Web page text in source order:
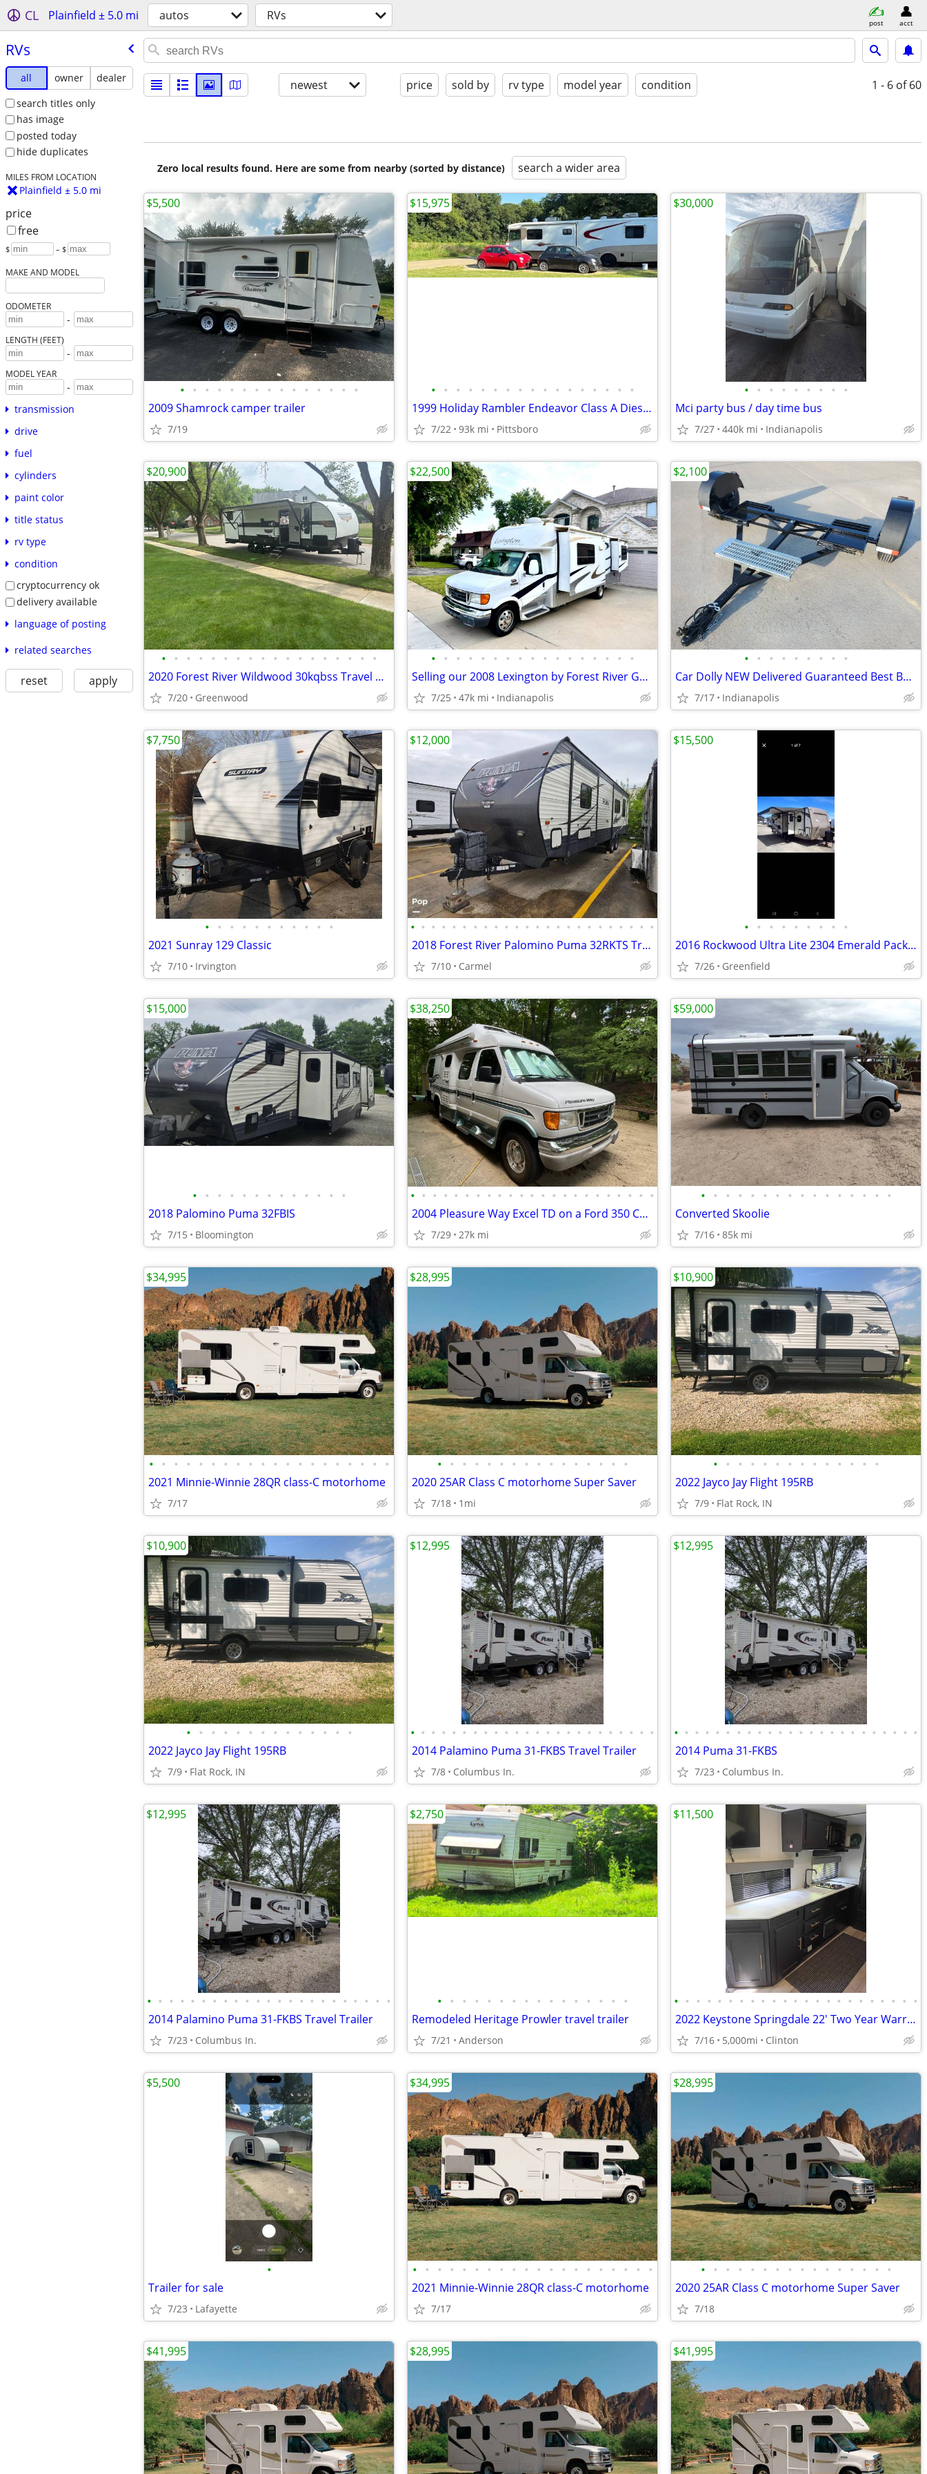
CL Plainfield ± 5.0 mi autos RVs post acct
RVs
all owner
dealer
search titles only
has image
posted today
hide duplicates
MILES FROM LOCATION
Plainfield ± 5.0 mi
price
free
$ – $
MAKE AND MODEL
ODOMETER
-
LENGTH (FEET)
-
MODEL YEAR
-
transmission
drive
fuel
cylinders
paint color
title status
rv type
condition
cryptocurrency ok
delivery available
language of posting
related searches
reset apply
newest price sold by rv type model year condition 1 - 6 of 60
Zero local results found. Here are some from nearby (sorted by distance) search a wider area
• • • • • • • • • • • • • • •
2009 Shamrock camper trailer
7/19
$5,500
• • • • • • • • • • • • • • • • •
1999 Holiday Rambler Endeavor Class A Diesel Pusher loaded RV
7/22 93k mi Pittsboro
$15,975
• • • • • • • • •
Mci party bus / day time bus
7/27 440k mi Indianapolis
$30,000
• • • • • • • • • • • • • • • • • •
2020 Forest River Wildwood 30kqbss Travel Trailer
7/20 Greenwood
$20,900
• • • • • • • • • • • • • • • • •
Selling our 2008 Lexington by Forest River GTS Class B+
7/25 47k mi Indianapolis
$22,500
• • • • • • • • •
Car Dolly NEW Delivered Guaranteed Best Built for the Money in U.S.!
7/17 Indianapolis
$2,100
• • • • • • • • • • •
2021 Sunray 129 Classic
7/10 Irvington
$7,750
• • • • • • • • • • • • • • • • • • • • • • • •
2018 Forest River Palomino Puma 32RKTS Travel Trailer accepting offers
7/10 Carmel
$12,000
• • • • • • • • •
2016 Rockwood Ultra Lite 2304 Emerald Package
7/26 Greenfield
$15,500
• • • • • • • • • • • • •
2018 Palomino Puma 32FBIS
7/15 Bloomington
$15,000
• • • • • • • • • • • • • • • • • • • • • • •
2004 Pleasure Way Excel TD on a Ford 350 Chassis
7/29 27k mi
$38,250
• • • • • • • • • • • • • • • •
Converted Skoolie
7/16 85k mi
$59,000
• • • • • • • • • • • • • • • • • • • •
2021 Minnie-Winnie 28QR class-C motorhome
7/17
$34,995
• • • • • • • • • • • • • • • •
2020 25AR Class C motorhome Super Saver
7/18 1mi
$28,995
• • • • • • • • • • • • • •
2022 Jayco Jay Flight 195RB
7/9 Flat Rock, IN
$10,900
• • • • • • • • • • • • • •
2022 Jayco Jay Flight 195RB
7/9 Flat Rock, IN
$10,900
• • • • • • • • • • • • • • • • • • • • • • • •
2014 Palamino Puma 31-FKBS Travel Trailer
7/8 Columbus In.
$12,995
• • • • • • • • • • • • • • • • • • • • • • • •
2014 Puma 31-FKBS
7/23 Columbus In.
$12,995
• • • • • • • • • • • • • • • • • • • • • • •
2014 Palamino Puma 31-FKBS Travel Trailer
7/23 Columbus In.
$12,995
• • • • • • • • • • • • • • • •
Remodeled Heritage Prowler travel trailer
7/21 Anderson
$2,750
• • • • • • • • • • • • • • • • • • • • • • •
2022 Keystone Springdale 22' Two Year Warranty
7/16 5,000mi Clinton
$11,500
•
Trailer for sale
7/23 Lafayette
$5,500
• • • • • • • • • • • • • • • • • • • •
2021 Minnie-Winnie 28QR class-C motorhome
7/17
$34,995
• • • • • • • • • • • • • • • •
2020 25AR Class C motorhome Super Saver
7/18
$28,995
$41,995 $28,995 $41,995